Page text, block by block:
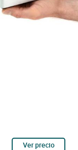
Ver precio